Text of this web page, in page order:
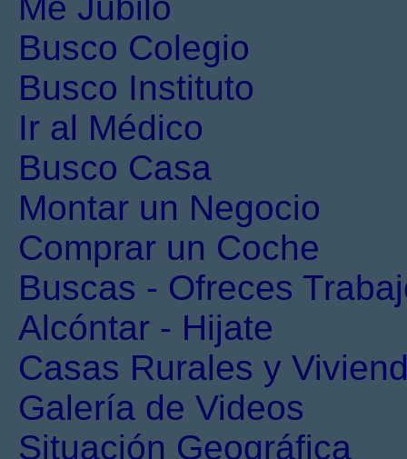
Busco Colegio
Busco Instituto
Ir al Médico
Busco Casa
Montar un Negocio
Comprar un Coche
Buscas - Ofreces
Alcóntar - Hijate
Casas Rurales y
Galería de Videos
Situación Geográfica